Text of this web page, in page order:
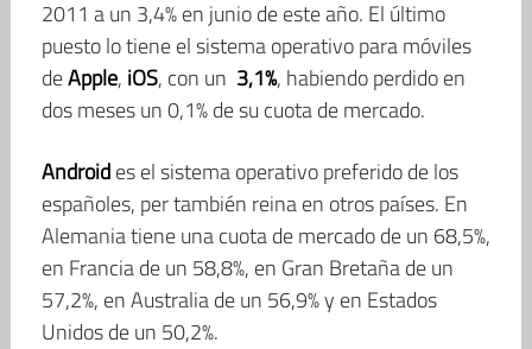
2011 a un 3,4% en junio de este año. El último
puesto lo tiene el sistema operativo para móviles
deApple, iOS, con un 3,1%, habiendo perdido en
dos meses un 0,1% de su cuota de mercado.
Androides el sistema operativo preferido de los
españoles, per también reina en otros países. En
Alemania tiene una cuota de mercado de un 68,5%,
en Francia de un 58,8%, en Gran Bretaña de un
57,2%, en Australia de un 56,9% y en Estados
Unidos de un 50,2%.